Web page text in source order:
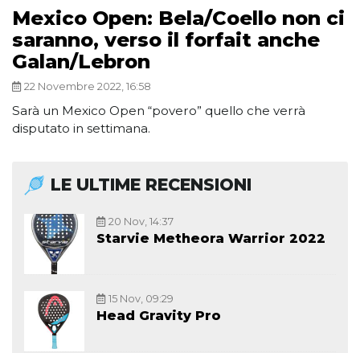
Mexico Open: Bela/Coello non ci
saranno, verso il forfait anche
Galan/Lebron
22 Novembre 2022, 16:58
Sarà un Mexico Open “povero” quello che verrà
disputato in settimana.
LE ULTIME RECENSIONI
20 Nov, 14:37
Starvie Metheora Warrior 2022
15 Nov, 09:29
Head Gravity Pro